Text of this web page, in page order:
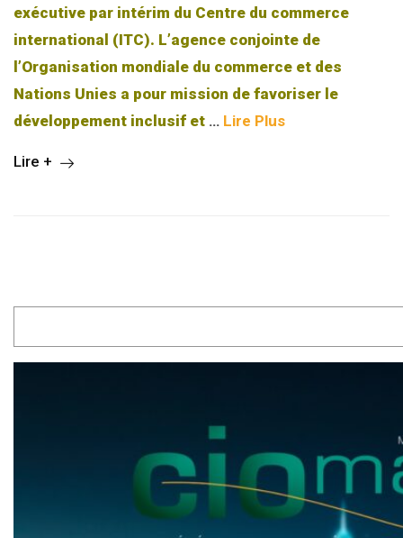
exécutive par intérim du Centre du commerce
international (ITC). L’agence conjointe de
l’Organisation mondiale du commerce et des
Nations Unies a pour mission de favoriser le
développement inclusif et … Lire Plus
Lire +